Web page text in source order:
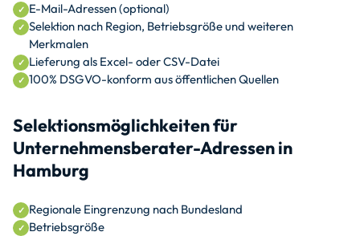
E-Mail-Adressen (optional)
Selektion nach Region, Betriebsgröße und weiteren
Merkmalen
Lieferung als Excel- oder CSV-Datei
100% DSGVO-konform aus öffentlichen Quellen
Selektionsmöglichkeiten für
Unternehmensberater-Adressen in
Hamburg
Regionale Eingrenzung nach Bundesland
Betriebsgröße